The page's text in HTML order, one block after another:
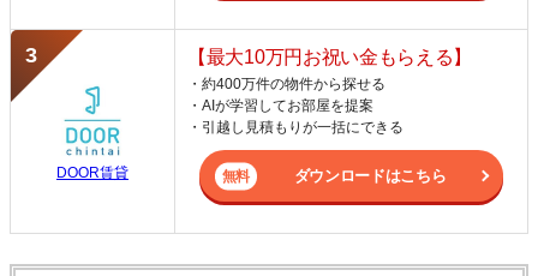
DOOR賃貸
【最大10万円お祝い金もらえる】
・約400万件の物件から探せる
・AIが学習してお部屋を提案
・引越し見積もりが一括にできる
ダウンロードはこちら